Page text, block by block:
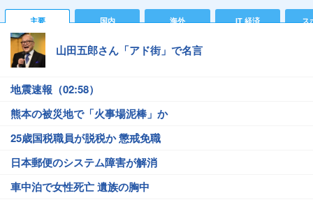
主要 国内 海外 IT 経済 ス
山田五郎さん「アド街」で名言
地震速報（02:58）
熊本の被災地で「火事場泥棒」か
25歳国税職員が脱税か 懲戒免職
日本郵便のシステム障害が解消
車中泊で女性死亡 遺族の胸中